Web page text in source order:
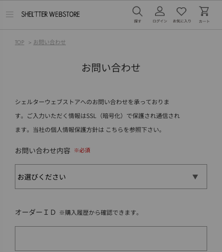
メ
TOP > お問い合わせ
お問い合わせ
シェルターウェブストアへのお問い合わせを承っておりま
す。ご入力いただく情報はSSL（暗号化）で保護され通信され
ます。当社の個人情報保護方針は こちらを参照下さい。
お問い合わせ内容
オーダーＩＤ ※購入履歴から確認できます。